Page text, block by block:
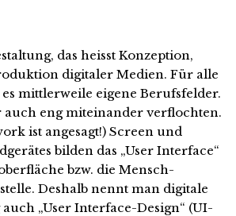
das heisst Konzeption,
digitaler Medien. Für alle
mittlerweile eigene Berufsfelder.
auch eng miteinander verflochten.
ist angesagt!) Screen und
bilden das „User Interface“
bzw. die Mensch-
Deshalb nennt man digitale
„User Interface-Design“ (UI-